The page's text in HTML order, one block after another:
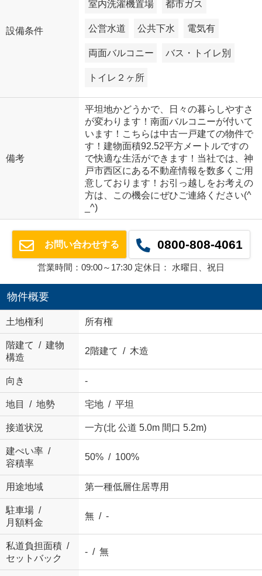
設備条件
室内洗濯機置場 都市ガス
公営水道 公共下水 電気有
両面バルコニー バス・トイレ別
トイレ２ヶ所
備考
平坦地かどうかで、日々の暮らしやすさ
が変わります！南面バルコニーが付いて
います！こちらは中古一戸建ての物件で
す！建物面積92.52平方メートルですの
で快適な生活ができます！当社では、神
戸市西区にある不動産情報を数多くご用
意しております！お引っ越しをお考えの
方は、この機会にぜひご連絡ください(^
_^)
お問い合わせする 0800-808-4061
営業時間：09:00～17:30 定休日： 水曜日、祝日
物件概要
土地権利 所有権
階建て / 建物
構造
2階建て / 木造
向き -
地目 / 地勢 宅地 / 平坦
接道状況 一方(北 公道 5.0m 間口 5.2m)
建ぺい率 /
容積率
50% / 100%
用途地域 第一種低層住居専用
駐車場 /
月額料金
無 / -
私道負担面積 /
セットバック
- / 無